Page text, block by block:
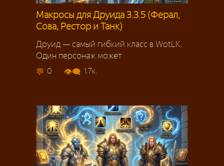
Макросы для Друида 3.3.5 (Ферал,
Сова, Рестор и Танк)
Друид — самый гибкий класс в WotLK.
Один персонаж может
0 1.7к.